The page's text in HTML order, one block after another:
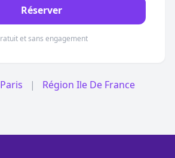
Réserver
et sans engagement
| Région Ile De France